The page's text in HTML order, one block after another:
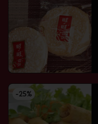
-25%